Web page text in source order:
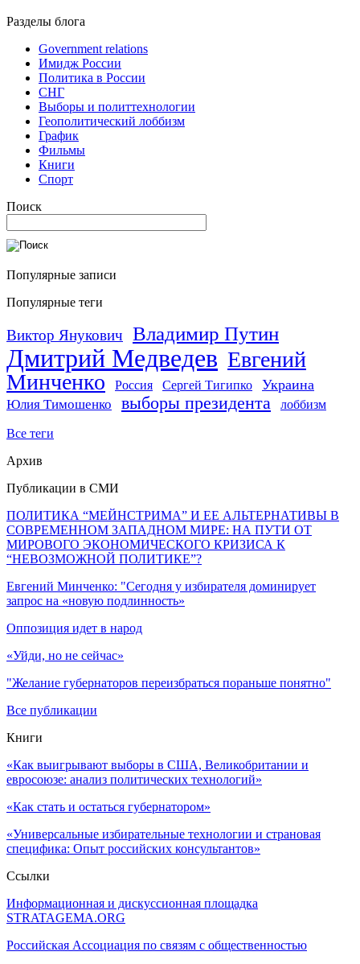
Разделы блога
Government relations
Имидж России
Политика в России
СНГ
Выборы и политтехнологии
Геополитический лоббизм
График
Фильмы
Книги
Спорт
Поиск
Популярные записи
Популярные теги
Виктор Янукович Владимир Путин
Дмитрий Медведев Евгений
Минченко
Россия Сергей Тигипко Украина
Юлия Тимошенко выборы президента лоббизм
Все теги
Архив
Публикации в СМИ
ПОЛИТИКА “МЕЙНСТРИМА” И ЕЕ АЛЬТЕРНАТИВЫ В
СОВРЕМЕННОМ ЗАПАДНОМ МИРЕ: НА ПУТИ ОТ
МИРОВОГО ЭКОНОМИЧЕСКОГО КРИЗИСА К
“НЕВОЗМОЖНОЙ ПОЛИТИКЕ”?
Евгений Минченко: "Сегодня у избирателя доминирует
запрос на «новую подлинность»
Оппозиция идет в народ
«Уйди, но не сейчас»
"Желание губернаторов переизбраться пораньше понятно"
Все публикации
Книги
«Как выигрывают выборы в США, Великобритании и
евросоюзе: анализ политических технологий»
«Как стать и остаться губернатором»
«Универсальные избирательные технологии и страновая
специфика: Опыт российских консультантов»
Ссылки
Информационная и дискуссионная площадка
STRATAGEMA.ORG
Российская Ассоциация по связям с общественностью